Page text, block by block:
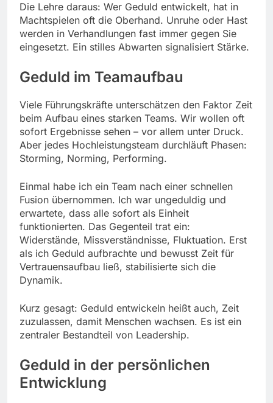
Die Lehre daraus: Wer Geduld entwickelt, hat in
Machtspielen oft die Oberhand. Unruhe oder Hast
werden in Verhandlungen fast immer gegen Sie
eingesetzt. Ein stilles Abwarten signalisiert Stärke.
Geduld im Teamaufbau
Viele Führungskräfte unterschätzen den Faktor Zeit
beim Aufbau eines starken Teams. Wir wollen oft
sofort Ergebnisse sehen – vor allem unter Druck.
Aber jedes Hochleistungsteam durchläuft Phasen:
Storming, Norming, Performing.
Einmal habe ich ein Team nach einer schnellen
Fusion übernommen. Ich war ungeduldig und
erwartete, dass alle sofort als Einheit
funktionierten. Das Gegenteil trat ein:
Widerstände, Missverständnisse, Fluktuation. Erst
als ich Geduld aufbrachte und bewusst Zeit für
Vertrauensaufbau ließ, stabilisierte sich die
Dynamik.
Kurz gesagt: Geduld entwickeln heißt auch, Zeit
zuzulassen, damit Menschen wachsen. Es ist ein
zentraler Bestandteil von Leadership.
Geduld in der persönlichen
Entwicklung